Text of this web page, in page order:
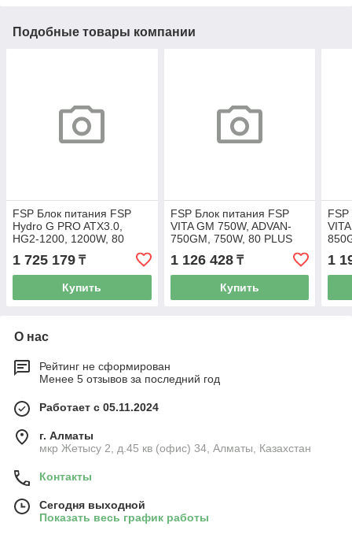
Подобные товары компании
FSP Блок питания FSP
Hydro G PRO ATX3.0,
HG2-1200, 1200W, 80
PLUS Gold, Full Modular,
ATX12V V3.0, PCIe 5.0,
1 725 179 ₸
Купить
FSP Блок питания FSP
VITA GM 750W, ADVAN-
750GM, 750W, 80 PLUS
Gold, Full Modular, ATX
12V V3.1, PCIe 5.0,
1 126 428₸
Купить
FSP
12V
1
О нас
Рейтинг не сформирован
Менее 5 отзывов за последний год
Работает с 05.11.2024
г. Алматы
мкр Жетысу 2, д.45 кв (офис) 34, Алматы, Казахстан
Контакты
Сегодня выходной
Показать весь график работы